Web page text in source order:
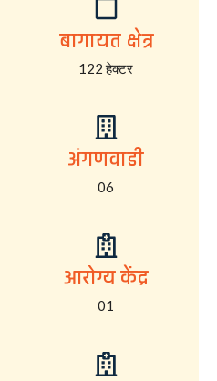
बागायत क्षेत्र
122 हेक्टर
अंगणवाडी
06
आरोग्य केंद्र
01